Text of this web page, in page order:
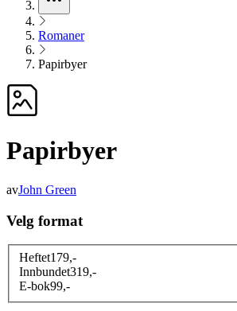
Romaner
Papirbyer
Papirbyer
avJohn Green
Velg format
Heftet179,-
Innbundet319,-
E-bok99,-